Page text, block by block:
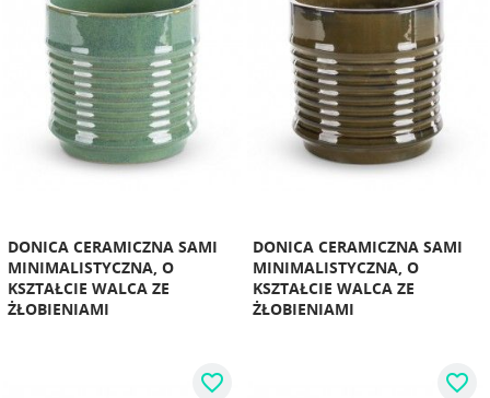
DONICA CERAMICZNA SAMI
MINIMALISTYCZNA, O
KSZTAŁCIE WALCA ZE
ŻŁOBIENIAMI
DONICA CERAMICZNA SAMI
MINIMALISTYCZNA, O
KSZTAŁCIE WALCA ZE
ŻŁOBIENIAMI
favorite_border favorite_border